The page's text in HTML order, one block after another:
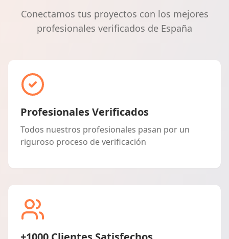
Conectamos tus proyectos con los mejores
profesionales verificados de España
Profesionales Verificados
Todos nuestros profesionales pasan por un
riguroso proceso de verificación